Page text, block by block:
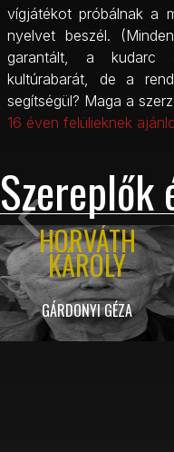
vígjátékot próbálnak a
nyelvet beszél.
garantált, a kudarc
kultúrabarát, de a
segítségül? Maga a
16 éven felülieknek
Szereplők
HORVÁTH
KÁROLY
GÁRDONYI GÉZA